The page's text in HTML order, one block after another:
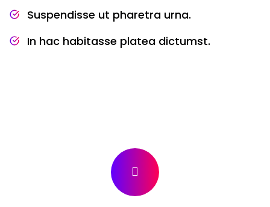
Suspendisse ut pharetra urna.
In hac habitasse platea dictumst.